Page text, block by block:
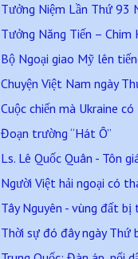
Tưởng Niệm Lần Thứ 93
Tưởng Năng Tiến – Chim
Bộ Ngoại giao Mỹ lên
Chuyện Việt Nam ngày
Cuộc chiến mà Ukraine
Đoạn trường “Hát Ô”
Ls. Lê Quốc Quân - Tôn
Người Việt hải ngoại có
Tây Nguyên - vùng đất
Thời sự đó đây ngày